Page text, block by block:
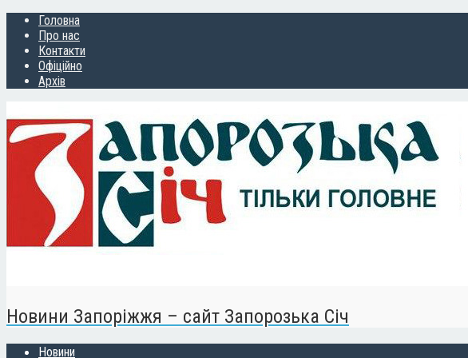
Головна
Про нас
Контакти
Офіційно
Архів
Новини Запоріжжя – сайт Запорозька Січ
Новини